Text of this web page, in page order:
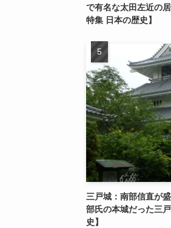
で有名な太田左近の
特集 日本の歴史】
三戸城：南部信直が
部氏の本城だった三
史】